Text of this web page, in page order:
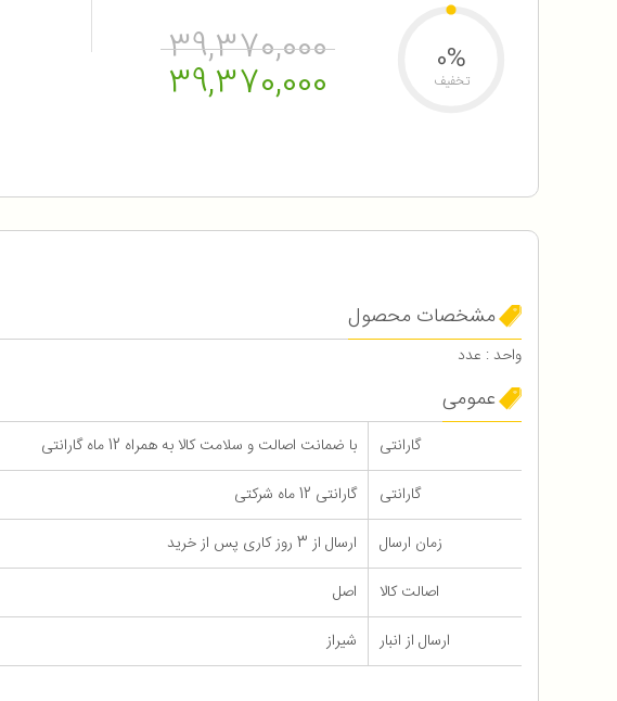
39,370,000
39,370,000 0%
تخفیف
مشخصات محصول
واحد : عدد
عمومی
گارانتی
با ضمانت اصالت و سلامت کالا به همراه 12 ماه گارانتی
گارانتی
گارانتی 12 ماه شرکتی
زمان ارسال
ارسال از 3 روز کاری پس از خرید
اصالت کالا
اصل
ارسال از انبار
شیراز